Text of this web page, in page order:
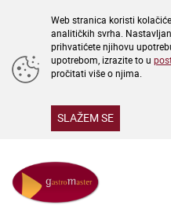
Web stranica koristi
analitičkih svrha.
prihvatićete njihovu
upotrebom, izrazite to u
pročitati više o njima.
SLAŽEM SE